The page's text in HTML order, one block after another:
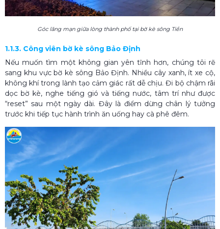
Góc lãng mạn giữa lòng thành phố tại bờ kè sông Tiền
1.1.3. Công viên bờ kè sông Bảo Định
Nếu muốn tìm một không gian yên tĩnh hơn, chúng tôi rẽ
sang khu vực bờ kè sông Bảo Định. Nhiều cây xanh, ít xe cộ,
không khí trong lành tạo cảm giác rất dễ chịu. Đi bộ chậm rãi
dọc bờ kè, nghe tiếng gió và tiếng nước, tâm trí như được
“reset” sau một ngày dài. Đây là điểm dừng chân lý tưởng
trước khi tiếp tục hành trình ăn uống hay cà phê đêm.